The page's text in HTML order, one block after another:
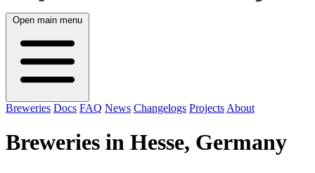
Open main menu
Breweries Docs FAQ News Changelogs Projects About
Breweries in Hesse, Germany